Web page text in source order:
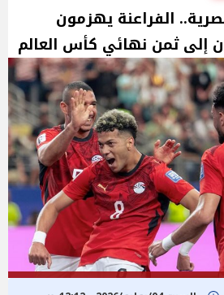
الفراعنة يهزمون
إلى ثمن نهائي كأس العالم